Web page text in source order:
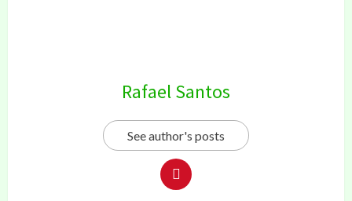
Rafael Santos
See author's posts